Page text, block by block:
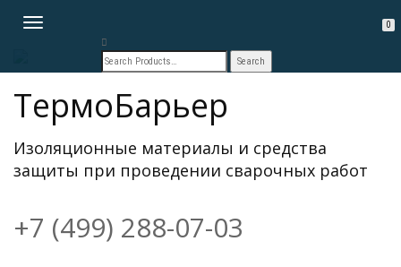
TOGGLE
0
ТермоБарьер
Изоляционные материалы и средства
защиты при проведении сварочных работ
+7 (499) 288-07-03